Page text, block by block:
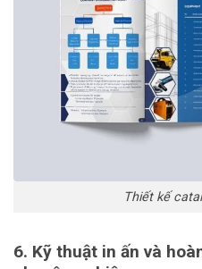
Thiết kế
6. Kỹ thuật in ấn và